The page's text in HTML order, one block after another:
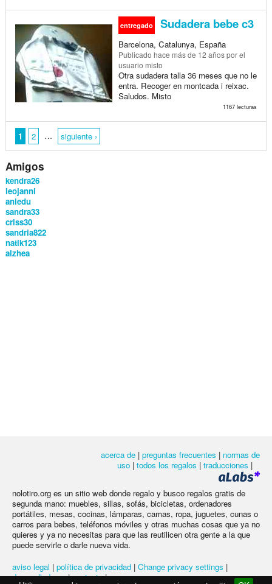
entregado Sudadera bebe c3
Barcelona, Catalunya, España
Publicado hace más de 12 añospor el
usuario misto
Otra sudadera talla 36 meses que no le
entra. Recoger en montcada i reixac.
Saludos. Misto
1167 lecturas
1 2 … siguiente ›
Amigos
kendra26
leojanni
aniedu
sandra33
criss30
sandria822
natik123
alzhea
acerca de | preguntas frecuentes | normas de
uso | todos los regalos | traducciones |
nolotiro.org es un sitio web donde regalo y busco regalos gratis de
segunda mano: muebles, sillas, sofás, bicicletas, ordenadores
portátiles, mesas, cocinas, lámparas, camas, ropa, juguetes, cunas o
carros para bebes, teléfonos móviles y otras muchas cosas que ya no
quieres y ya no necesitas para que las reutilicen otra gente a la que
puede servirle o darle nueva vida.
aviso legal | política de privacidad | Change privacy settings |
desarrolladores|contacto|